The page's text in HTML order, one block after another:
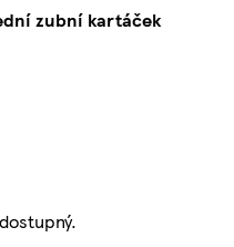
zubní kartáček